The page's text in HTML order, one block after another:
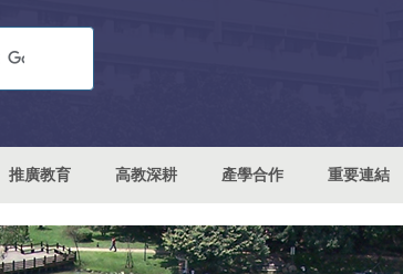
推廣教育 高教深耕 產學合作 重要連結